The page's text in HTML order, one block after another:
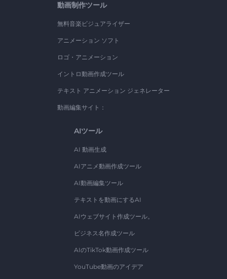
動画制作ツール
無料音楽ビジュアライザー
アニメーション ソフト
ロゴ・アニメーション
イントロ動画作成ツール
テキスト アニメーション ジェネレーター
動画編集サイト：
AIツール
AI 動画生成
AIアニメ動画作成ツール
AI動画編集ツール
テキストを動画にするAI
AIウェブサイト作成ツール。
ビジネス名作成ツール
AIのTikTok動画作成ツール
YouTube動画のアイデア